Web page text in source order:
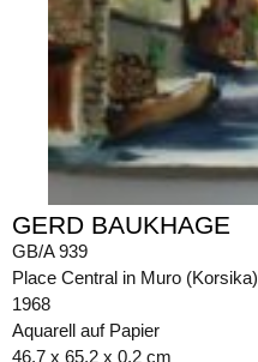
GERD BAUKHAGE
GB/A 939
Place Central in Muro (Korsika)
1968
Aquarell auf Papier
46,7 x 65,2 x 0,2 cm